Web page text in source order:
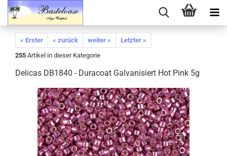
« Erster « zurück weiter »
Letzter »
255 Artikel in dieser Kategorie
Delicas DB1840 - Duracoat Galvanisiert Hot Pink 5g